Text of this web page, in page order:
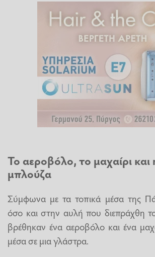
Το αεροβόλο, το μαχαίρι και
μπλούζα
Σύμφωνα με τα τοπικά μέσα της
όσο και στην αυλή που διεπράχθη
βρέθηκαν ένα αεροβόλο και ένα
μέσα σε μια γλάστρα.